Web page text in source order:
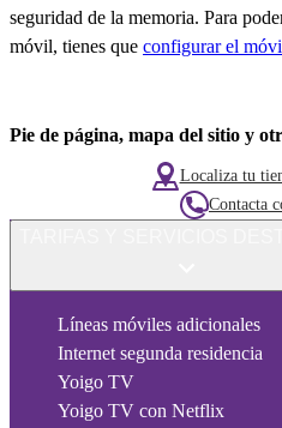
seguridad de la memoria. Para
móvil, tienes que configurar el
Pie de página, mapa del sitio y
Localiza tu
Contacta
Líneas móviles adicionales
Internet segunda residencia
Yoigo TV
Yoigo TV con Netflix